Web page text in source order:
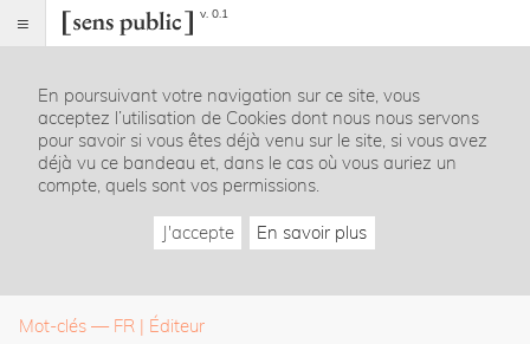
v. 0.1
Index
Rubriques
Essais
En poursuivant votre navigation sur ce site, vous
acceptez l’utilisation de Cookies dont nous nous servons
pour savoir si vous êtes déjà venu sur le site, si vous avez
déjà vu ce bandeau et, dans le cas où vous auriez un
compte, quels sont vos permissions.
J'accepte En savoir plus
Mot-clés — FR Éditeur